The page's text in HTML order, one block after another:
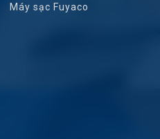
Máy sạc Fuyaco